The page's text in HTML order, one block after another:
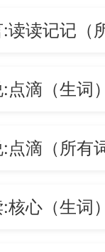
读读记记（
点滴（生词）
点滴（所有
核心（生词）